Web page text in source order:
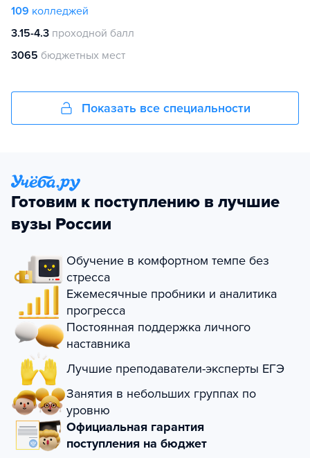
109 колледжей
3.15-4.3 проходной балл
3065 бюджетных мест
Показать все специальности
Готовим к поступлению в лучшие
вузы России
Обучение в комфортном темпе без
стресса
Ежемесячные пробники и аналитика
прогресса
Постоянная поддержка личного
наставника
Лучшие преподаватели-эксперты ЕГЭ
Занятия в небольших группах по
уровню
Официальная гарантия
поступления на бюджет